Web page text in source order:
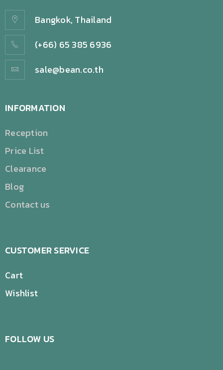
Bangkok, Thailand
(+66) 65 385 6936
sale@bean.co.th
INFORMATION
Reception
Price List
Clearance
Blog
Contact us
CUSTOMER SERVICE
Cart
Wishlist
FOLLOW US